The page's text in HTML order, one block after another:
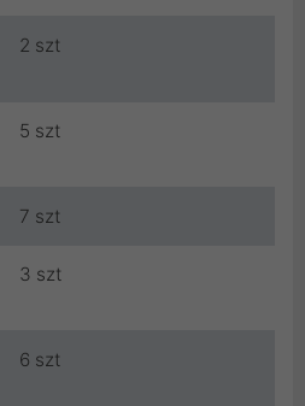
2 szt
5 szt
7 szt
3 szt
6 szt